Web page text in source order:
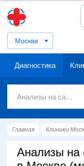
Москва
Диагностика
Главная Клиники
Анализы на